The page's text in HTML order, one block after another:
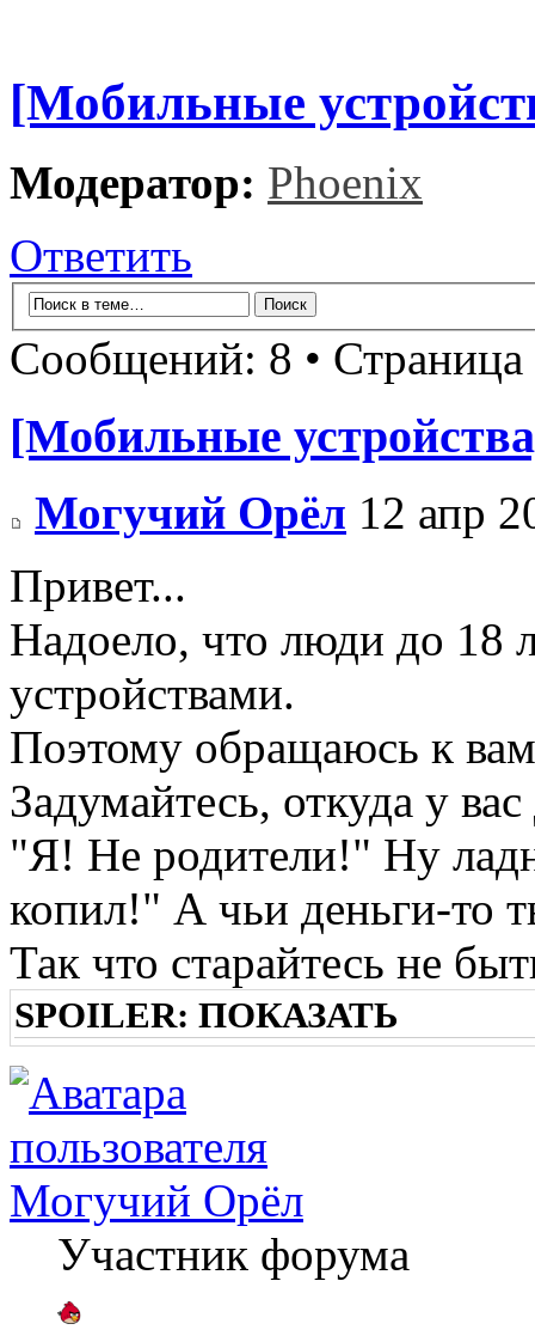
[Мобильные
Модератор: Phoenix
Ответить
Сообщений: 8 • Страница
[Мобильные
Могучий Орёл 12 апр
Привет...
Надоело, что люди до 18
устройствами.
Поэтому обращаюсь к
Задумайтесь, откуда у
"Я! Не родители!" Ну
копил!" А чьи деньги-то
Так что старайтесь не
SPOILER: ПОКАЗАТЬ
Могучий Орёл
Участник форума